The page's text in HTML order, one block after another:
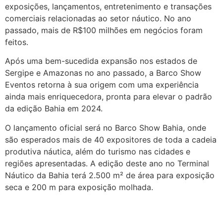
exposições, lançamentos, entretenimento e transações
comerciais relacionadas ao setor náutico. No ano
passado, mais de R$100 milhões em negócios foram
feitos.
Após uma bem-sucedida expansão nos estados de
Sergipe e Amazonas no ano passado, a Barco Show
Eventos retorna à sua origem com uma experiência
ainda mais enriquecedora, pronta para elevar o padrão
da edição Bahia em 2024.
O lançamento oficial será no Barco Show Bahia, onde
são esperados mais de 40 expositores de toda a cadeia
produtiva náutica, além do turismo nas cidades e
regiões apresentadas. A edição deste ano no Terminal
Náutico da Bahia terá 2.500 m² de área para exposição
seca e 200 m para exposição molhada.